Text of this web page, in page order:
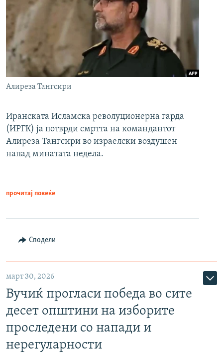
Алиреза Тангсири
Иранската Исламска револуционерна гарда
(ИРГК) ја потврди смртта на командантот
Алиреза Тангсири во израелски воздушен
напад минатата недела.
прочитај повеќе
Сподели
март 30, 2026
Вучиќ прогласи победа во сите
десет општини на изборите
проследени со напади и
нерегуларности